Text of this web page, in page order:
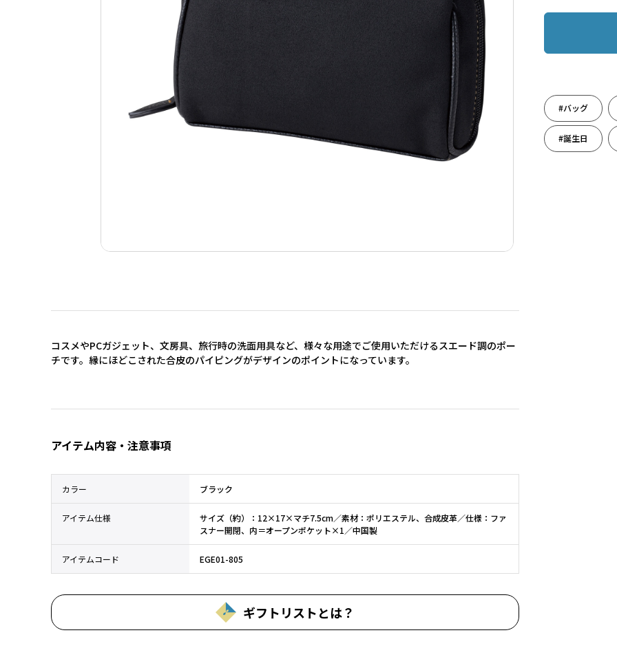
コスメやPCガジェット、文房具、旅行時の洗面用具など、様々な用途でご使用いただけるスエード調のポー
チです。縁にほどこされた合皮のパイピングがデザインのポイントになっています。
アイテム内容・注意事項
カラー ブラック
アイテム仕様
サイズ（約）：12×17×マチ7.5cm／素材：ポリエステル、合成皮革／仕様：ファ
スナー開閉、内＝オープンポケット×1／中国製
アイテムコード EGE01-805
ギフトリストとは？
#バッグ
#誕生日